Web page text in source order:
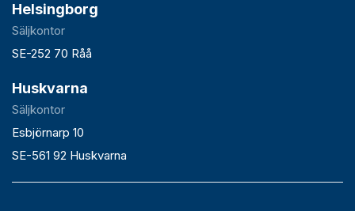
Helsingborg
Säljkontor
SE-252 70 Råå
Huskvarna
Säljkontor
Esbjörnarp 10
SE-561 92 Huskvarna